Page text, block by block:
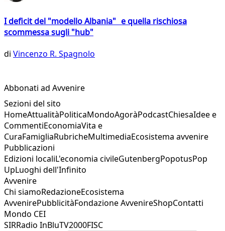
I deficit del "modello Albania" e quella rischiosa
scommessa sugli "hub"
di Vincenzo R. Spagnolo
Abbonati ad Avvenire
Sezioni del sito
HomeAttualitàPoliticaMondoAgoràPodcastChiesaIdee e
CommentiEconomiaVita e
CuraFamigliaRubricheMultimediaEcosistema avvenire
Pubblicazioni
Edizioni localiL'economia civileGutenbergPopotusPop
UpLuoghi dell'Infinito
Avvenire
Chi siamoRedazioneEcosistema
AvvenirePubblicitàFondazione AvvenireShopContatti
Mondo CEI
SIRRadio InBluTV2000FISC